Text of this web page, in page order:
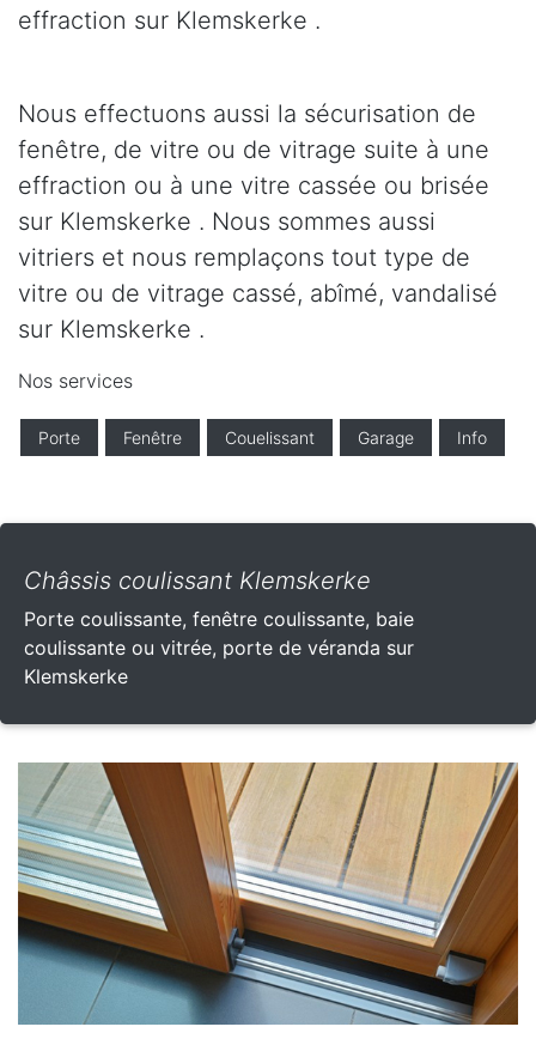
effraction sur Klemskerke .
Nous effectuons aussi la sécurisation de
fenêtre, de vitre ou de vitrage suite à une
effraction ou à une vitre cassée ou brisée
sur Klemskerke . Nous sommes aussi
vitriers et nous remplaçons tout type de
vitre ou de vitrage cassé, abîmé, vandalisé
sur Klemskerke .
Nos services
Porte Fenêtre Couelissant Garage Info
Châssis coulissant Klemskerke
Porte coulissante, fenêtre coulissante, baie
coulissante ou vitrée, porte de véranda sur
Klemskerke